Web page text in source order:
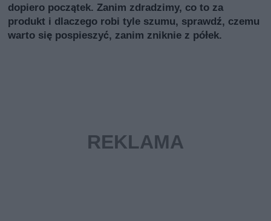
dopiero początek. Zanim zdradzimy, co to za
produkt i dlaczego robi tyle szumu, sprawdź, czemu
warto się pospieszyć, zanim zniknie z półek.